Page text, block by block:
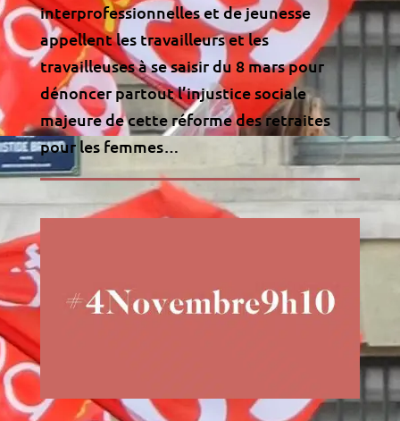
interprofessionnelles et de jeunesse
appellent les travailleurs et les
travailleuses à se saisir du 8 mars pour
dénoncer partout l’injustice sociale
majeure de cette réforme des retraites
pour les femmes…